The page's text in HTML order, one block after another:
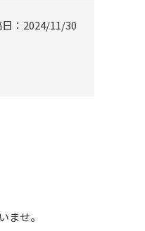
2024/11/30
せ。